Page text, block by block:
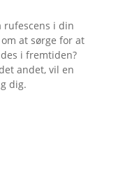
rufescens i din
at sørge for at
i fremtiden?
andet, vil en
dig.